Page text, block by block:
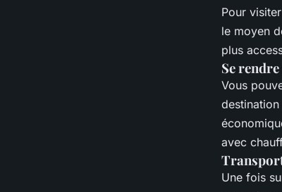
Pour
le moyen
plus
Se
Vous
avec
Une fois